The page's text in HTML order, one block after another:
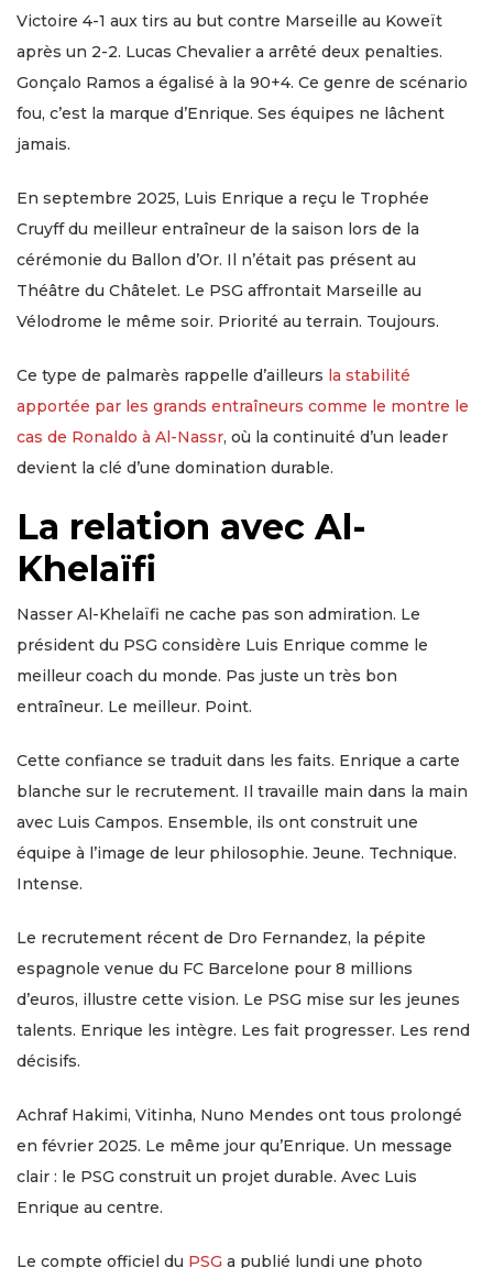
Victoire 4-1 aux tirs au but contre Marseille au Koweït
après un 2-2. Lucas Chevalier a arrêté deux penalties.
Gonçalo Ramos a égalisé à la 90+4. Ce genre de scénario
fou, c’est la marque d’Enrique. Ses équipes ne lâchent
jamais.
En septembre 2025, Luis Enrique a reçu le Trophée
Cruyff du meilleur entraîneur de la saison lors de la
cérémonie du Ballon d’Or. Il n’était pas présent au
Théâtre du Châtelet. Le PSG affrontait Marseille au
Vélodrome le même soir. Priorité au terrain. Toujours.
Ce type de palmarès rappelle d’ailleurs la stabilité
apportée par les grands entraîneurs comme le montre le
cas de Ronaldo à Al-Nassr, où la continuité d’un leader
devient la clé d’une domination durable.
La relation avec Al-
Khelaïfi
Nasser Al-Khelaïfi ne cache pas son admiration. Le
président du PSG considère Luis Enrique comme le
meilleur coach du monde. Pas juste un très bon
entraîneur. Le meilleur. Point.
Cette confiance se traduit dans les faits. Enrique a carte
blanche sur le recrutement. Il travaille main dans la main
avec Luis Campos. Ensemble, ils ont construit une
équipe à l’image de leur philosophie. Jeune. Technique.
Intense.
Le recrutement récent de Dro Fernandez, la pépite
espagnole venue du FC Barcelone pour 8 millions
d’euros, illustre cette vision. Le PSG mise sur les jeunes
talents. Enrique les intègre. Les fait progresser. Les rend
décisifs.
Achraf Hakimi, Vitinha, Nuno Mendes ont tous prolongé
en février 2025. Le même jour qu’Enrique. Un message
clair : le PSG construit un projet durable. Avec Luis
Enrique au centre.
Le compte officiel du PSG a publié lundi une photo